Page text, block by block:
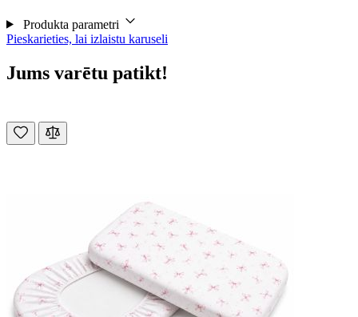
Produkta parametri
Pieskarieties, lai izlaistu karuseli
Jums varētu patikt!